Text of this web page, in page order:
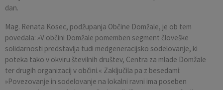
dan.
Mag. Renata Kosec, podžupanja Občine Domžale, je ob tem
povedala: »V občini Domžale pomemben segment človeške
solidarnosti predstavlja tudi medgeneracijsko sodelovanje, ki
poteka tako v okviru številnih društev, Centra za mlade Domžale
ter drugih organizacij v občini.« Zaključila pa z besedami:
»Povezovanje in sodelovanje na lokalni ravni ima poseben